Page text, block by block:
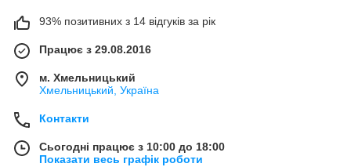
93% позитивних з 14 відгуків за рік
Працює з 29.08.2016
м. Хмельницький
Хмельницький, Україна
Контакти
Сьогодні працює з 10:00 до 18:00
Показати весь графік роботи